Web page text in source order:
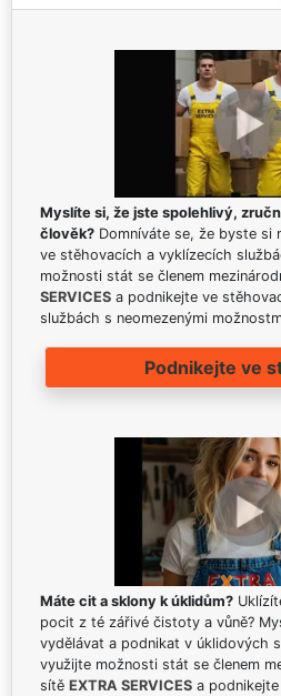
Myslíte si, že jste spolehlivý,
člověk? Domníváte se, že byste si
ve stěhovacích a vyklízecích
možnosti stát se členem
SERVICES a podnikejte ve
službách s neomezenými
Podnikejte ve
Máte cit a sklony k úklidům?
pocit z té zářivé čistoty a vůně?
vydělávat a podnikat v úklidových
využijte možnosti stát se členem
sítě EXTRA SERVICES a